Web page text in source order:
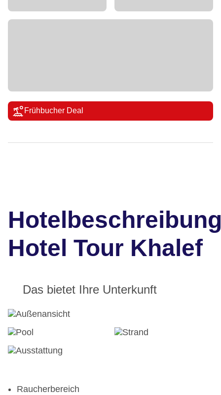
Frühbucher Deal
Hotel Tour Khalef
Das bietet Ihre Unterkunft
Raucherbereich